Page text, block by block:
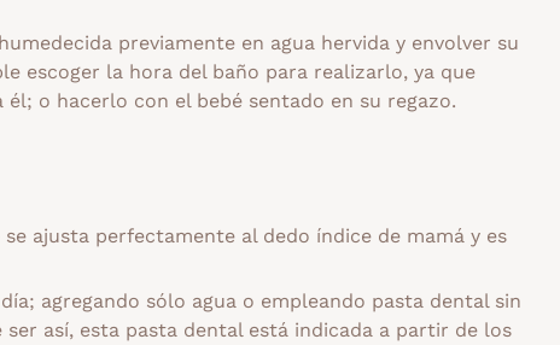
previamente en agua hervida y envolver su
escoger la hora del baño para realizarlo, ya que
o hacerlo con el bebé sentado en su regazo.
ajusta perfectamente al dedo índice de mamá y es
agregando sólo agua o empleando pasta dental sin
así, esta pasta dental está indicada a partir de los